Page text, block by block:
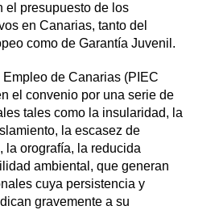
el presupuesto de los
en Canarias, tanto del
como de Garantía Juvenil.
de Canarias (PIEC
el convenio por una serie de
tales como la insularidad, la
la escasez de
la orografía, la reducida
ambiental, que generan
cuya persistencia y
gravemente a su